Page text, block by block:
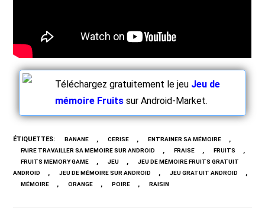
Téléchargez gratuitement le jeu Jeu de
mémoire Fruits sur Android-Market.
ÉTIQUETTES: BANANE , CERISE , ENTRAINER SA MÉMOIRE ,
FAIRE TRAVAILLER SA MÉMOIRE SUR ANDROID , FRAISE , FRUITS ,
FRUITS MEMORY GAME , JEU ,
JEU DE MÉMOIRE FRUITS GRATUIT
ANDROID
, JEU DE MÉMOIRE SUR ANDROID , JEU GRATUIT ANDROID ,
MÉMOIRE , ORANGE , POIRE , RAISIN